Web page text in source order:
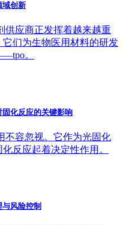
域创新
供应商正发挥着越来越重
们为生物医用材料的研发
。
化反应的关键影响
不容忽视。它作为光固化
反应起着决定性作用。
风险控制